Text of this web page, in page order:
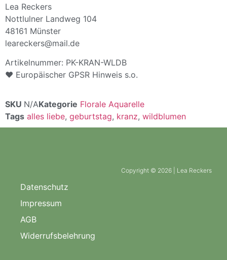
Lea Reckers
Nottlulner Landweg 104
48161 Münster
leareckers@mail.de
Artikelnummer: PK-KRAN-WLDB
♥ Europäischer GPSR Hinweis s.o.
SKU N/AKategorie Florale Aquarelle
Tags alles liebe, geburtstag, kranz, wildblumen
Copyright © 2026 | Lea Reckers
Datenschutz
Impressum
AGB
Widerrufsbelehrung